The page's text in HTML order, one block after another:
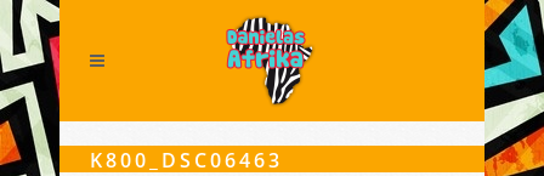
K800_DSC06463